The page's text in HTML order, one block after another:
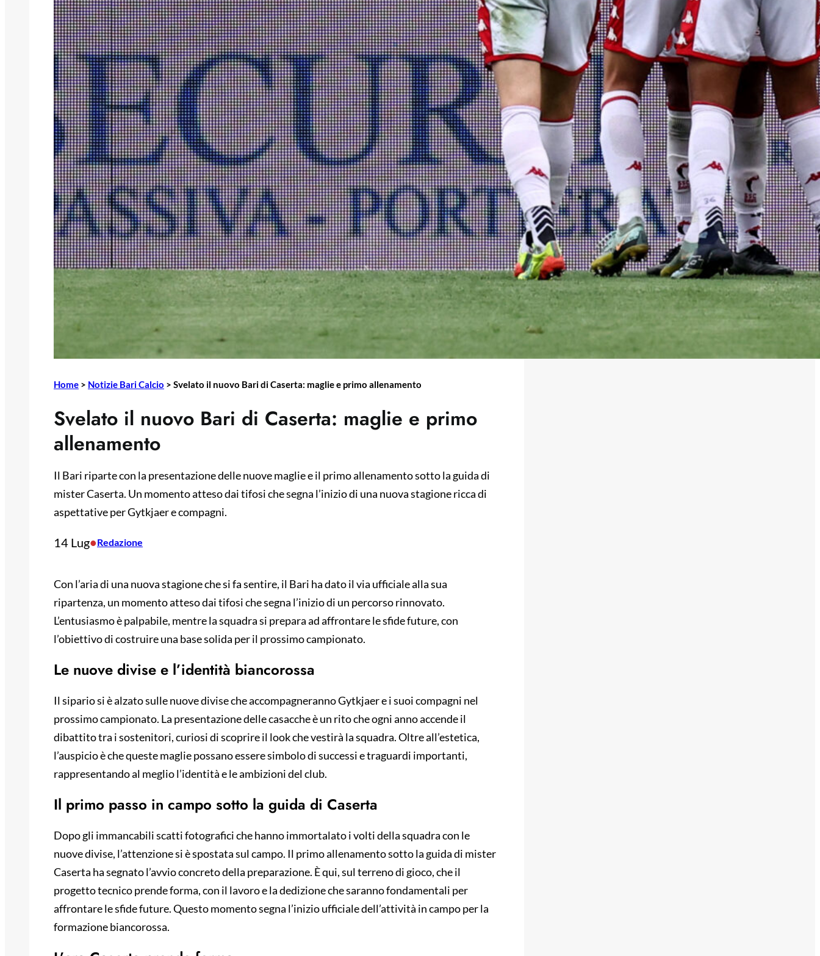
Home > Notizie Bari Calcio > Svelato il nuovo Bari di Caserta: maglie e primo allenamento
Svelato il nuovo Bari di Caserta: maglie e primo
allenamento
Il Bari riparte con la presentazione delle nuove maglie e il primo allenamento sotto la guida di
mister Caserta. Un momento atteso dai tifosi che segna l’inizio di una nuova stagione ricca di
aspettative per Gytkjaer e compagni.
14 Lug•Redazione
Con l’aria di una nuova stagione che si fa sentire, il Bari ha dato il via ufficiale alla sua
ripartenza, un momento atteso dai tifosi che segna l’inizio di un percorso rinnovato.
L’entusiasmo è palpabile, mentre la squadra si prepara ad affrontare le sfide future, con
l’obiettivo di costruire una base solida per il prossimo campionato.
Le nuove divise e l’identità biancorossa
Il sipario si è alzato sulle nuove divise che accompagneranno Gytkjaer e i suoi compagni nel
prossimo campionato. La presentazione delle casacche è un rito che ogni anno accende il
dibattito tra i sostenitori, curiosi di scoprire il look che vestirà la squadra. Oltre all’estetica,
l’auspicio è che queste maglie possano essere simbolo di successi e traguardi importanti,
rappresentando al meglio l’identità e le ambizioni del club.
Il primo passo in campo sotto la guida di Caserta
Dopo gli immancabili scatti fotografici che hanno immortalato i volti della squadra con le
nuove divise, l’attenzione si è spostata sul campo. Il primo allenamento sotto la guida di mister
Caserta ha segnato l’avvio concreto della preparazione. È qui, sul terreno di gioco, che il
progetto tecnico prende forma, con il lavoro e la dedizione che saranno fondamentali per
affrontare le sfide future. Questo momento segna l’inizio ufficiale dell’attività in campo per la
formazione biancorossa.